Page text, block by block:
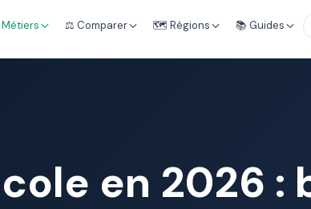
Métiers ⚖️ Comparer 🗺️ Régions 📚 Guides
en 2026 :